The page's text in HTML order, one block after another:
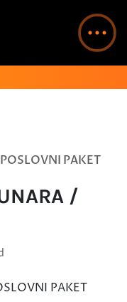
PAKET
/